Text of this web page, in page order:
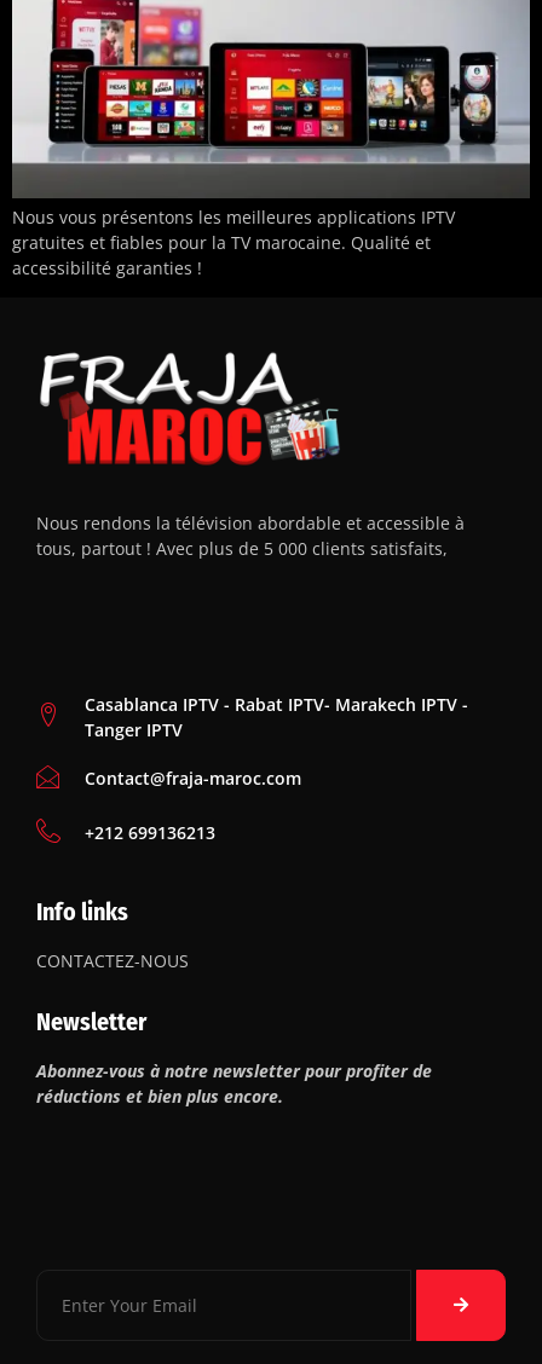
Nous vous présentons les meilleures applications IPTV
gratuites et fiables pour la TV marocaine. Qualité et
accessibilité garanties !
Nous rendons la télévision abordable et accessible à
tous, partout ! Avec plus de 5 000 clients satisfaits,
Casablanca IPTV - Rabat IPTV- Marakech IPTV -
Tanger IPTV
Contact@fraja-maroc.com
‪+212 699136213
Info links
CONTACTEZ-NOUS
Newsletter
Abonnez-vous à notre newsletter pour profiter de
réductions et bien plus encore.